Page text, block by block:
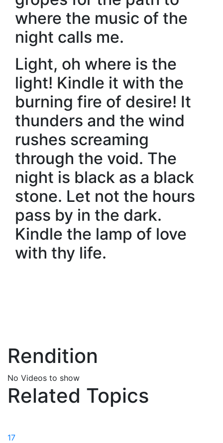
where the music of the
night calls me.
Light, oh where is the
light! Kindle it with the
burning fire of desire! It
thunders and the wind
rushes screaming
through the void. The
night is black as a black
stone. Let not the hours
pass by in the dark.
Kindle the lamp of love
with thy life.
Rendition
No Videos to show
Related Topics
17